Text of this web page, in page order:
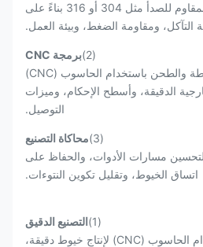
اختر درجات الفولاذ المقاوم للصدأ مثل 304 أو 316 بناءً على
التآكل، ومقاومة الضغط، وبيئة العمل.
(2)
برمجة CNC
قم بتطوير برامج الخراطة والطحن باستخدام الحاسوب (CNC)
الدقيقة، وأسطح الإحكام، وميزات
التوصيل.
(3)
محاكاة التصنيع
لتحسين مسارات الأدوات، والحفاظ على
اتساق الخيوط، وتقليل تكوين النتوءات.
(1)
التصنيع الدقيق
قم بإجراء التصنيع باستخدام الحاسوب (CNC) لإنتاج خيوط دقيقة،